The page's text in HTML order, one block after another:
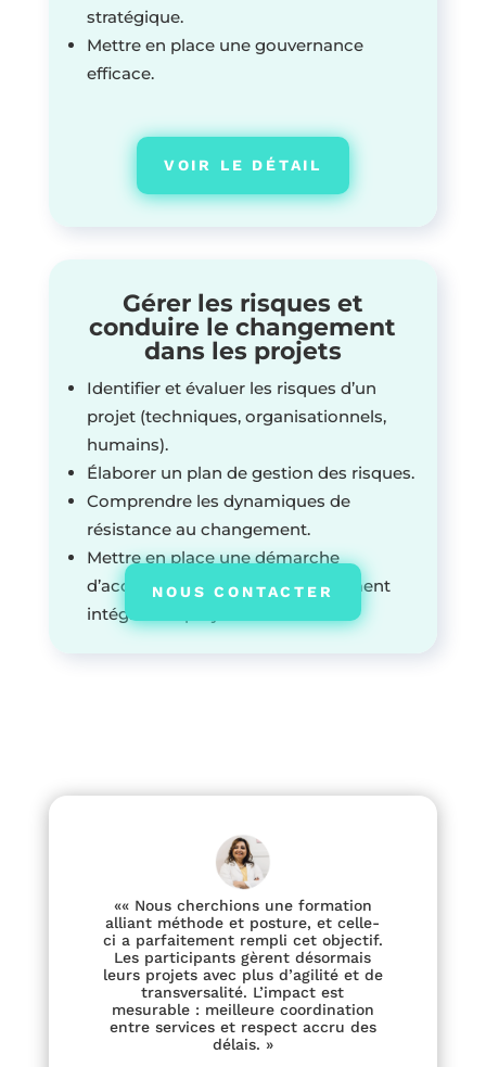
stratégique.
Mettre en place une gouvernance
efficace.
VOIR LE DÉTAIL
Gérer les risques et
conduire le changement
dans les projets
Identifier et évaluer les risques d’un
projet (techniques, organisationnels,
humains).
Élaborer un plan de gestion des risques.
Comprendre les dynamiques de
résistance au changement.
Mettre en place une démarche
d’accompagnement au changement
intégrée au projet.
NOUS CONTACTER
«« Nous cherchions une formation
alliant méthode et posture, et celle-
ci a parfaitement rempli cet objectif.
Les participants gèrent désormais
leurs projets avec plus d’agilité et de
transversalité. L’impact est
mesurable : meilleure coordination
entre services et respect accru des
délais. »